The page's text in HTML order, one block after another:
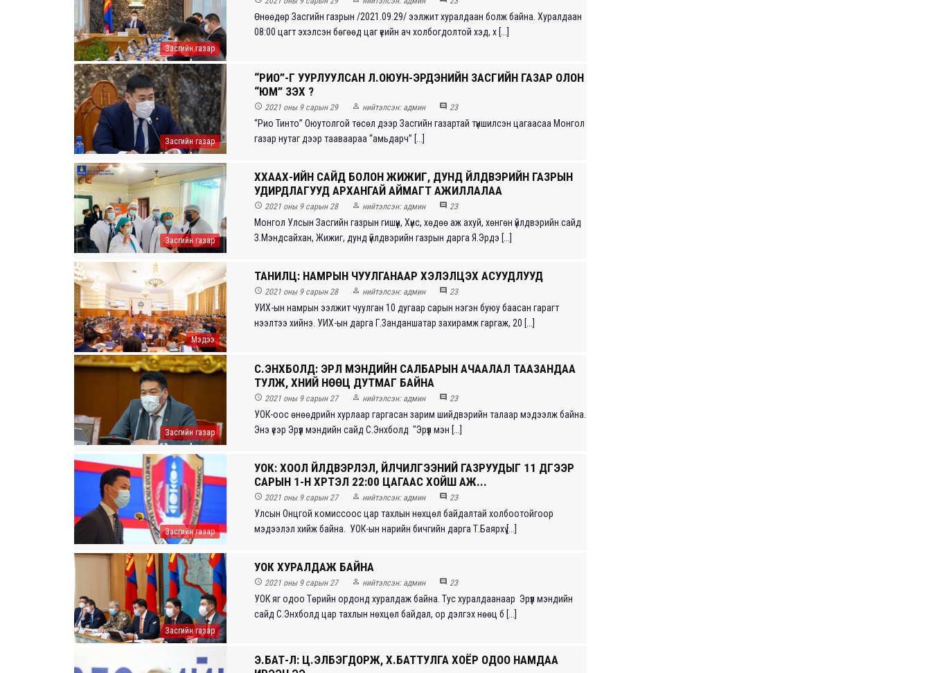
Засгийн газар
Өнөөдөр Засгийн газрын /2021.09.29/ ээлжит хуралдаан болж байна. Хуралдаан
08:00 цагт эхэлсэн бөгөөд цаг үеийн ач холбогдолтой хэд, х [...]
Засгийн газар
“РИО”-Г УУРЛУУЛСАН Л.ОЮУН-ЭРДЭНИЙН ЗАСГИЙН ГАЗАР ОЛОН
“ЮМ” ҮЗЭХ ҮҮ?
 2021 оны 9 сарын 29  нийтэлсэн: админ  23
“Рио Тинто” Оюутолгой төсөл дээр Засгийн газартай түншилсэн цагаасаа Монгол
газар нутаг дээр тааваараа “амьдарч” [...]
Засгийн газар
ХХААХҮ-ИЙН САЙД БОЛОН ЖИЖИГ, ДУНД ҮЙЛДВЭРИЙН ГАЗРЫН
УДИРДЛАГУУД АРХАНГАЙ АЙМАГТ АЖИЛЛАЛАА
 2021 оны 9 сарын 28  нийтэлсэн: админ  23
Монгол Улсын Засгийн газрын гишүүн, Хүнс, хөдөө аж ахуй, хөнгөн үйлдвэрийн сайд
З.Мэндсайхан, Жижиг, дунд үйлдвэрийн газрын дарга Я.Эрдэ [...]
Мэдээ
ТАНИЛЦ: НАМРЫН ЧУУЛГАНААР ХЭЛЭЛЦЭХ АСУУДЛУУД
 2021 оны 9 сарын 28  нийтэлсэн: админ  23
УИХ-ын намрын ээлжит чуулган 10 дугаар сарын нэгэн буюу баасан гарагт
нээлтээ хийнэ. УИХ-ын дарга Г.Занданшатар захирамж гаргаж, 20 [...]
Засгийн газар
С.ЭНХБОЛД: ЭРҮҮЛ МЭНДИЙН САЛБАРЫН АЧААЛАЛ ТААЗАНДАА
ТУЛЖ, ХҮНИЙ НӨӨЦ ДУТМАГ БАЙНА
 2021 оны 9 сарын 27  нийтэлсэн: админ  23
УОК-оос өнөөдрийн хурлаар гаргасан зарим шийдвэрийн талаар мэдээлж байна.
Энэ үеэр Эрүүл мэндийн сайд С.Энхболд "Эрүүл мэн [...]
Засгийн газар
УОК: ХООЛ ҮЙЛДВЭРЛЭЛ, ҮЙЛЧИЛГЭЭНИЙ ГАЗРУУДЫГ 11 ДҮГЭЭР
САРЫН 1-Н ХҮРТЭЛ 22:00 ЦАГААС ХОЙШ АЖ...
 2021 оны 9 сарын 27  нийтэлсэн: админ  23
Улсын Онцгой комиссоос цар тахлын нөхцөл байдалтай холбоотойгоор
мэдээлэл хийж байна. УОК-ын нарийн бичгийн дарга Т.Баярхү [...]
Засгийн газар
УОК ХУРАЛДАЖ БАЙНА
 2021 оны 9 сарын 27  нийтэлсэн: админ  23
УОК яг одоо Төрийн ордонд хуралдаж байна. Тус хуралдаанаар Эрүүл мэндийн
сайд С.Энхболд цар тахлын нөхцөл байдал, ор дэлгэх нөөц б [...]
Э.БАТ-ҮҮЛ: Ц.ЭЛБЭГДОРЖ, Х.БАТТУЛГА ХОЁР ОДОО НАМДАА